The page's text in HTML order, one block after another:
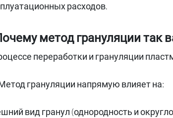
расходов.
метод грануляции так
переработки и грануляции
грануляции напрямую влияет на:
вид гранул (однородность и